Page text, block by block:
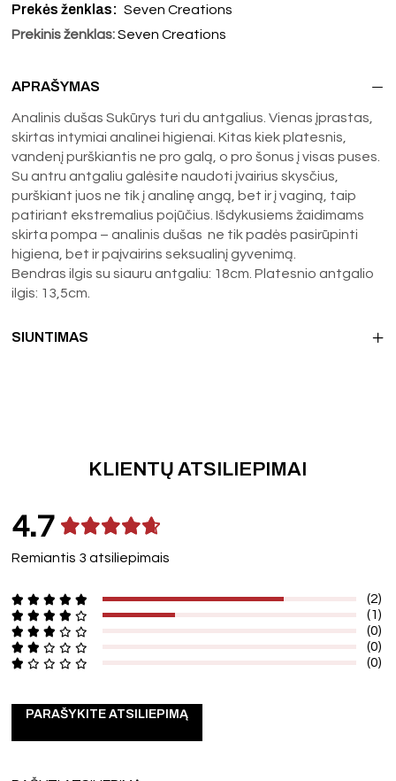
Prekės ženklas: Seven Creations
Prekinis ženklas: Seven Creations
APRAŠYMAS
Analinis dušas Sukūrys turi du antgalius. Vienas įprastas,
skirtas intymiai analinei higienai. Kitas kiek platesnis,
vandenį purškiantis ne pro galą, o pro šonus į visas puses.
Su antru antgaliu galėsite naudoti įvairius skysčius,
purškiant juos ne tik į analinę angą, bet ir į vaginą, taip
patiriant ekstremalius pojūčius. Išdykusiems žaidimams
skirta pompa – analinis dušas ne tik padės pasirūpinti
higiena, bet ir paįvairins seksualinį gyvenimą.
Bendras ilgis su siauru antgaliu: 18cm. Platesnio antgalio
ilgis: 13,5cm.
SIUNTIMAS
KLIENTŲ ATSILIEPIMAI
4.7
Remiantis 3 atsiliepimais
(2)
(1)
(0)
(0)
(0)
PARAŠYKITE ATSILIEPIMĄ